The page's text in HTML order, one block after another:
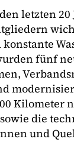
letzten
fünf
Kilometer
die
und